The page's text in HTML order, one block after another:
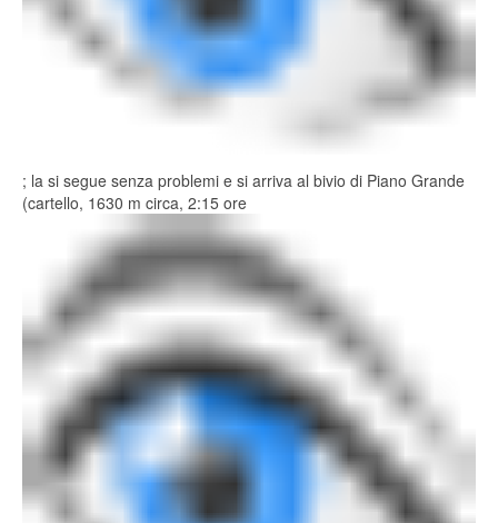
; la si segue senza problemi e si arriva al bivio di Piano Grande
(cartello, 1630 m circa, 2:15 ore